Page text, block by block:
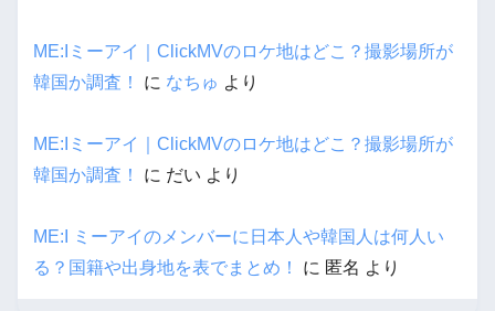
ME:Iミーアイ｜ClickMVのロケ地はどこ？撮影場所が
韓国か調査！
に なちゅ より
ME:Iミーアイ｜ClickMVのロケ地はどこ？撮影場所が
韓国か調査！
に だい より
ME:I ミーアイのメンバーに日本人や韓国人は何人い
る？国籍や出身地を表でまとめ！
に 匿名 より